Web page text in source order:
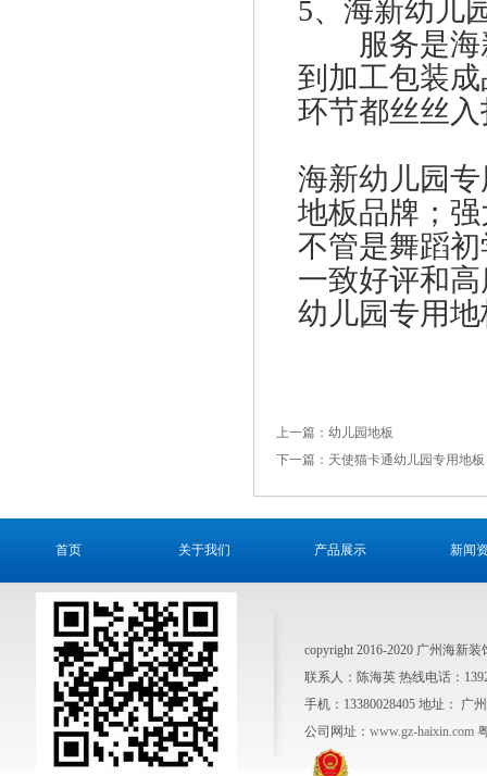
5、 海新幼儿
服务是海新
到加工包装
环节都丝丝
海新幼儿园
地板品牌；
不管是舞蹈
一致好评和
幼儿园专用
上一篇：幼儿园地板
下一篇：天使猫卡通幼儿园专用地板
首页 关于我们 产品展示 新闻
copyright 2016-2020 广州海新
联系人：陈海英 热线电话：
手机：13380028405 地址： 广
公司网址： www.gz-haixin.com